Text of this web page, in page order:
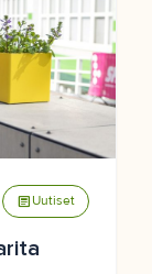
article Uutiset